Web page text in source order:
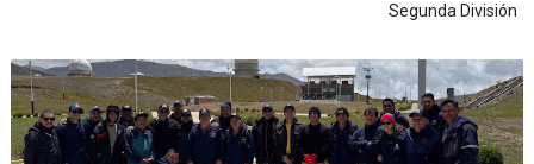
Segunda División